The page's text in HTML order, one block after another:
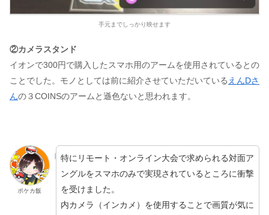
手元までしっかり映せます
②カメラスタンド
イオンで300円で購入したスマホ用のアームを使用されているとの
ことでした。モノとしては前に紹介させていただいている えんDさ
んの３COINSのアームと遜色ないと思われます。
ポケカ飯
特にリモート・オンライン大会で求められる対面ア
ングルをスマホのみで実現されているところに衝撃
を受けました。
内カメラ（インカメ）を使用することで画質が気に